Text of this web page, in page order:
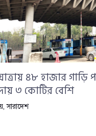
৪৮ হাজার
৩ কোটির বেশি
,সারাদেশ